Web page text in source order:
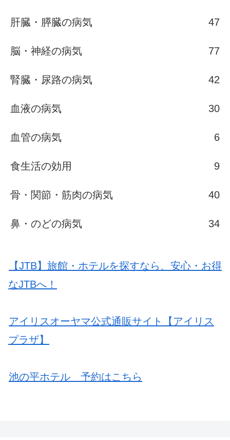
肝臓・膵臓の病気 47
脳・神経の病気 77
腎臓・尿路の病気 42
血液の病気 30
血管の病気 6
食生活の効用 9
骨・関節・筋肉の病気 40
鼻・のどの病気 34
【JTB】旅館・ホテルを探すなら、安心・お得
なJTBへ！
アイリスオーヤマ公式通販サイト【アイリス
プラザ】
池の平ホテル 予約はこちら